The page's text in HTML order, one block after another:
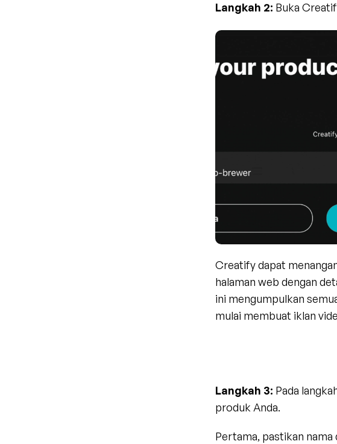
Langkah 2: Buka
Creatify dapat
halaman web dengan
ini mengumpulkan
mulai membuat iklan
Langkah 3: Pada
produk Anda.
Pertama, pastikan